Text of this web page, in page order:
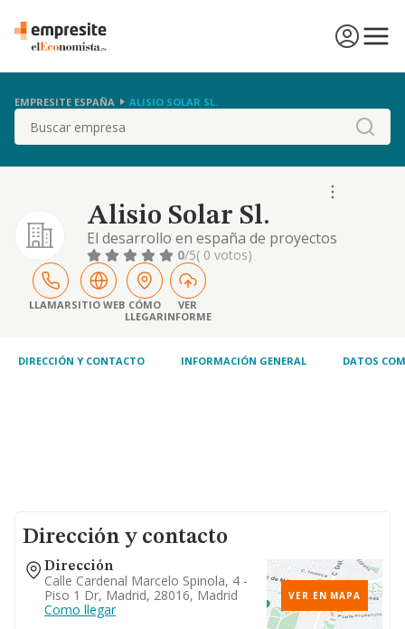
EMPRESITE ESPAÑA ALISIO SOLAR SL.
Buscar
Alisio Solar Sl.
El desarrollo en españa de proyectos
fotovoltaicos. la prestación de los mismos
servicios para otras empresas. si las
disposiciones legales exigieren para el
ejercicio de alguna de las actividades
comprendidas en el objeto social alguna
en registros ..
0/5( 0 votos)
LLAMARSITIO WEB CÓMO
LLEGAR
VER
INFORME
DIRECCIÓN Y CONTACTO INFORMACIÓN GENERAL DATOS
Dirección y contacto
Dirección
Calle Cardenal Marcelo Spinola, 4 -
Piso 1 Dr, Madrid, 28016, Madrid
Como llegar
VER EN MAPA